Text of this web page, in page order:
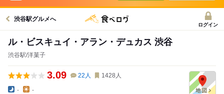
渋谷駅グルメへ
ログイン
ル・ビスキュイ・アラン・デュカス 渋谷
渋谷駅/洋菓子
3.09 22 人 1428 人
- -